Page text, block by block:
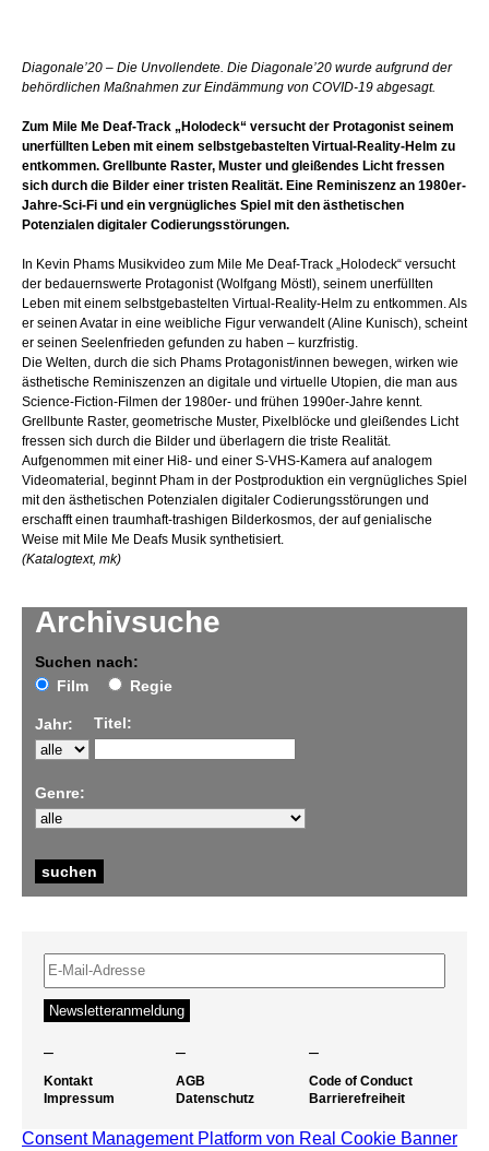
Archivsuche
Suchen nach:
Film
Regie
Jahr: Titel:
Genre:
Diagonale’20 – Die Unvollendete. Die Diagonale’20 wurde aufgrund der
behördlichen Maßnahmen zur Eindämmung von COVID-19 abgesagt.
Zum Mile Me Deaf-Track „Holodeck“ versucht der Protagonist seinem
unerfüllten Leben mit einem selbstgebastelten Virtual-Reality-Helm zu
entkommen. Grellbunte Raster, Muster und gleißendes Licht fressen
sich durch die Bilder einer tristen Realität. Eine Reminiszenz an 1980er-
Jahre-Sci-Fi und ein vergnügliches Spiel mit den ästhetischen
Potenzialen digitaler Codierungsstörungen.
In Kevin Phams Musikvideo zum Mile Me Deaf-Track „Holodeck“ versucht
der bedauernswerte Protagonist (Wolfgang Möstl), seinem unerfüllten
Leben mit einem selbstgebastelten Virtual-Reality-Helm zu entkommen. Als
er seinen Avatar in eine weibliche Figur verwandelt (Aline Kunisch), scheint
er seinen Seelenfrieden gefunden zu haben – kurzfristig.
Die Welten, durch die sich Phams Protagonist/innen bewegen, wirken wie
ästhetische Reminiszenzen an digitale und virtuelle Utopien, die man aus
Science-Fiction-Filmen der 1980er- und frühen 1990er-Jahre kennt.
Grellbunte Raster, geometrische Muster, Pixelblöcke und gleißendes Licht
fressen sich durch die Bilder und überlagern die triste Realität.
Aufgenommen mit einer Hi8- und einer S-VHS-Kamera auf analogem
Videomaterial, beginnt Pham in der Postproduktion ein vergnügliches Spiel
mit den ästhetischen Potenzialen digitaler Codierungsstörungen und
erschafft einen traumhaft-trashigen Bilderkosmos, der auf genialische
Weise mit Mile Me Deafs Musik synthetisiert.
(Katalogtext, mk)
– – –
Kontakt
Impressum
AGB
Datenschutz
Code of Conduct
Barrierefreiheit
Consent Management Platform von Real Cookie Banner